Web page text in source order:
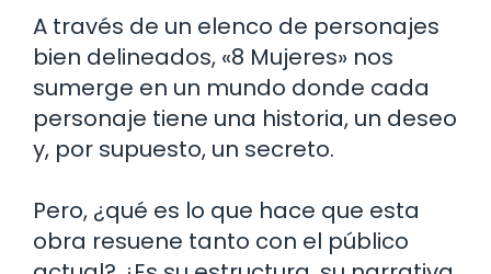
A través de un elenco de personajes
bien delineados, «8 Mujeres» nos
sumerge en un mundo donde cada
personaje tiene una historia, un deseo
y, por supuesto, un secreto.
Pero, ¿qué es lo que hace que esta
obra resuene tanto con el público